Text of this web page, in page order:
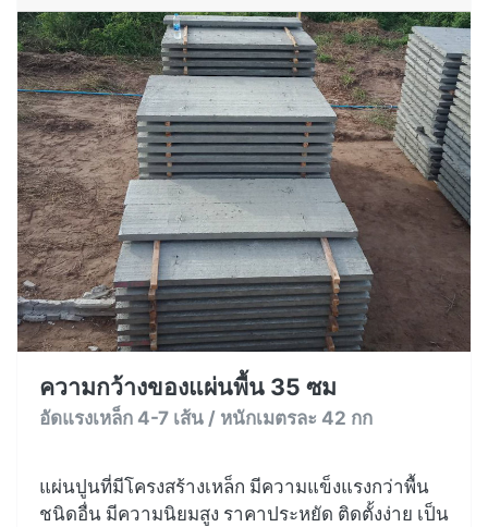
ความกว้างของแผ่นพื้น 35 ซม
อัดแรงเหล็ก 4-7 เส้น / หนักเมตรละ 42 กก
แผ่นปูนที่มีโครงสร้างเหล็ก มีความแข็งแรงกว่าพื้น
ชนิดอื่น มีความนิยมสูง ราคาประหยัด ติดตั้งง่าย เป็น